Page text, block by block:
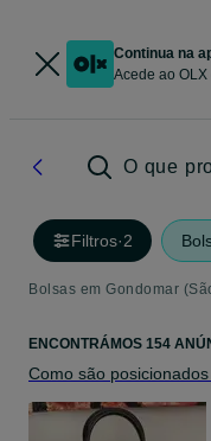
Continua na
Acede ao
O que
Filtros·2
ENCONTRÁMOS 154
Como são